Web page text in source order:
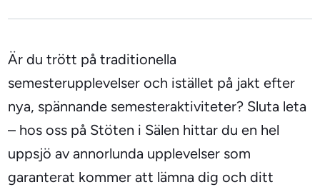
Är du trött på traditionella
semesterupplevelser och istället på jakt efter
nya, spännande semesteraktiviteter? Sluta leta
– hos oss på Stöten i Sälen hittar du en hel
uppsjö av annorlunda upplevelser som
garanterat kommer att lämna dig och ditt